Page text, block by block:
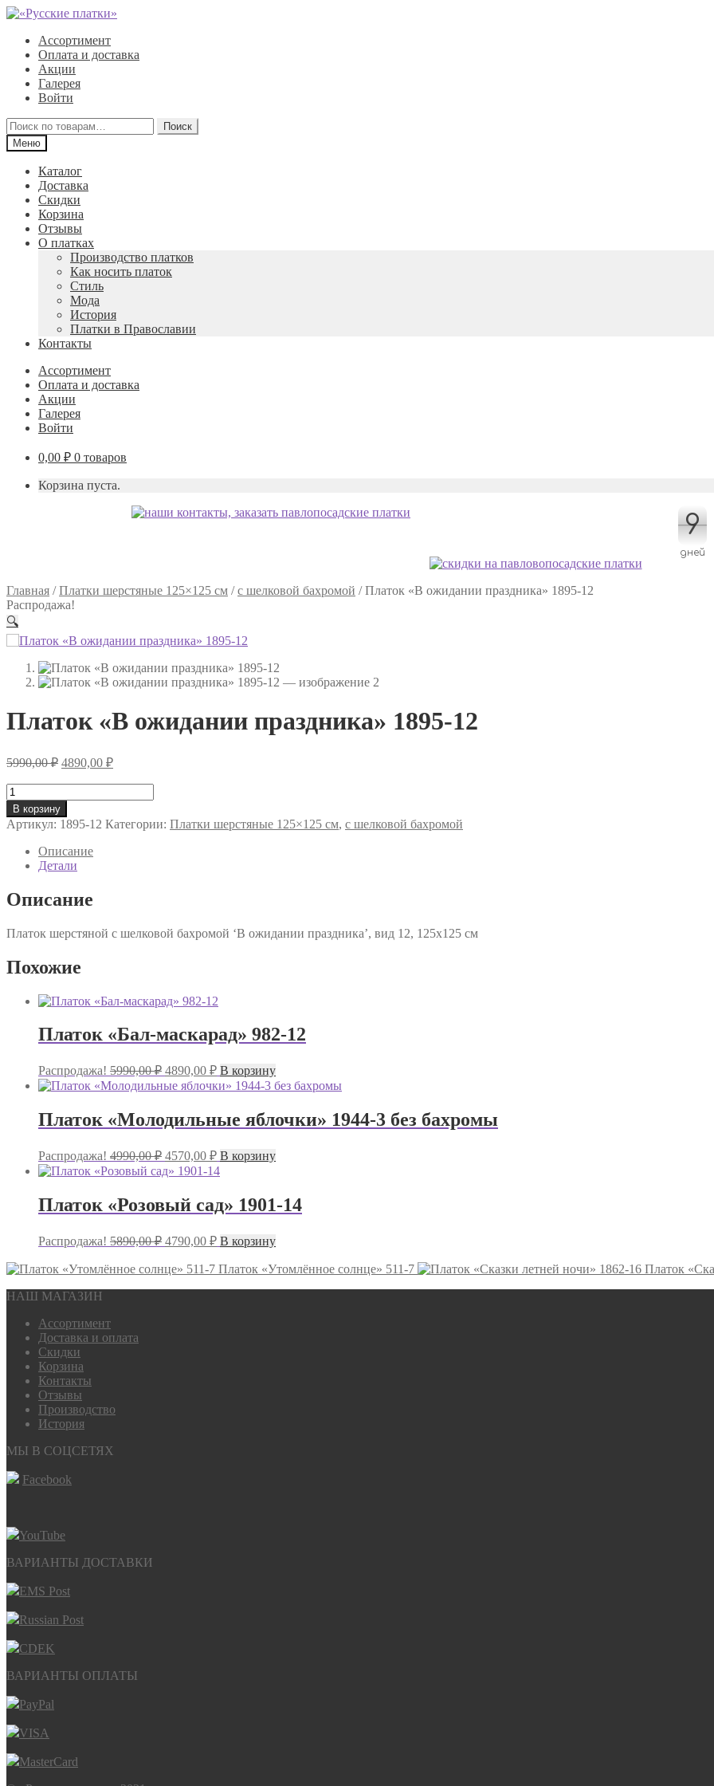
Перейти
навигации
Перейти
содержимому
Ассортимент
Оплата и доставка
Акции
Галерея
Войти
Искать:
Поиск
Меню
Каталог
Доставка
Скидки
Корзина
Отзывы
О платках
Производство платков
Как носить платок
Стиль
Мода
История
Платки в Православии
Контакты
Ассортимент
Оплата и доставка
Акции
Галерея
Войти
0,00 ₽ 0 товаров
Корзина пуста.
9
9
дней
Главная /Платки шерстяные 125×125 см /с шелковой бахромой /Платок «В ожидании праздника» 1895-12
Распродажа!
🔍
Платок «В ожидании праздника» 1895-12
5990,00₽ Первоначальная
составляла
5990,00 ₽.
4890,00 ₽Текущая
Количество
товара
Платок
«В
ожидании
праздника»
12
В корзину
Артикул: 1895-12 Категории: Платки шерстяные 125×125 см, с шелковой бахромой
Описание
Детали
Описание
Платок шерстяной с шелковой бахромой ‘В ожидании праздника’, вид 12, 125х125 см
Похожие
Платок «Бал-маскарад» 982-12
Распродажа! 5990,00₽ Первоначальная
цена
составляла
4890,00 ₽Текущая
цена:
В корзину
Платок «Молодильные яблочки» 1944-3 без бахромы
Распродажа! 4990,00₽ Первоначальная
цена
составляла
4990,00 ₽.
4570,00 ₽Текущая
цена:
В корзину
Платок «Розовый сад» 1901-14
Распродажа! 5890,00₽ Первоначальная
составляла
4790,00 ₽Текущая
цена:
4790,00 ₽.
В корзину
Платок «Утомлённое солнце» 511-7
Платок
НАШ МАГАЗИН
Ассортимент
Доставка и оплата
Скидки
Корзина
Контакты
Отзывы
Производство
История
МЫ В СОЦСЕТЯХ
Facebook
YouTube
ВАРИАНТЫ ДОСТАВКИ
EMS Post
Russian Post
CDEK
ВАРИАНТЫ ОПЛАТЫ
PayPal
VISA
MasterCard